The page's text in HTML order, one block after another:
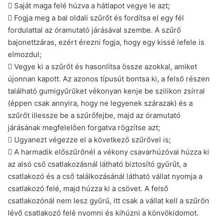
 Saját maga felé húzva a hátlapot vegye le azt;
 Fogja meg a bal oldali szűrőt és fordítsa el egy fél
fordulattal az óramutató járásával szembe. A szűrő
bajonettzáras, ezért érezni fogja, hogy egy kissé lefele is
elmozdul;
 Vegye ki a szűrőt és hasonlítsa össze azokkal, amiket
újonnan kapott. Az azonos típusút bontsa ki, a felső részen
található gumigyűrűket vékonyan kenje be szilikon zsírral
(éppen csak annyira, hogy ne legyenek szárazak) és a
szűrőt illessze be a szűrőfejbe, majd az óramutató
járásának megfelelően forgatva rögzítse azt;
 Ugyanezt végezze el a következő szűrővel is;
 A harmadik előszűrőnél a vékony csavarhúzóval húzza ki
az alsó cső csatlakozásnál látható biztosító gyűrűt, a
csatlakozó és a cső találkozásánál látható vállat nyomja a
csatlakozó felé, majd húzza ki a csövet. A felső
csatlakozónál nem lesz gyűrű, itt csak a vállat kell a szűrőn
lévő csatlakozó felé nyomni és kihúzni a könyökidomot.